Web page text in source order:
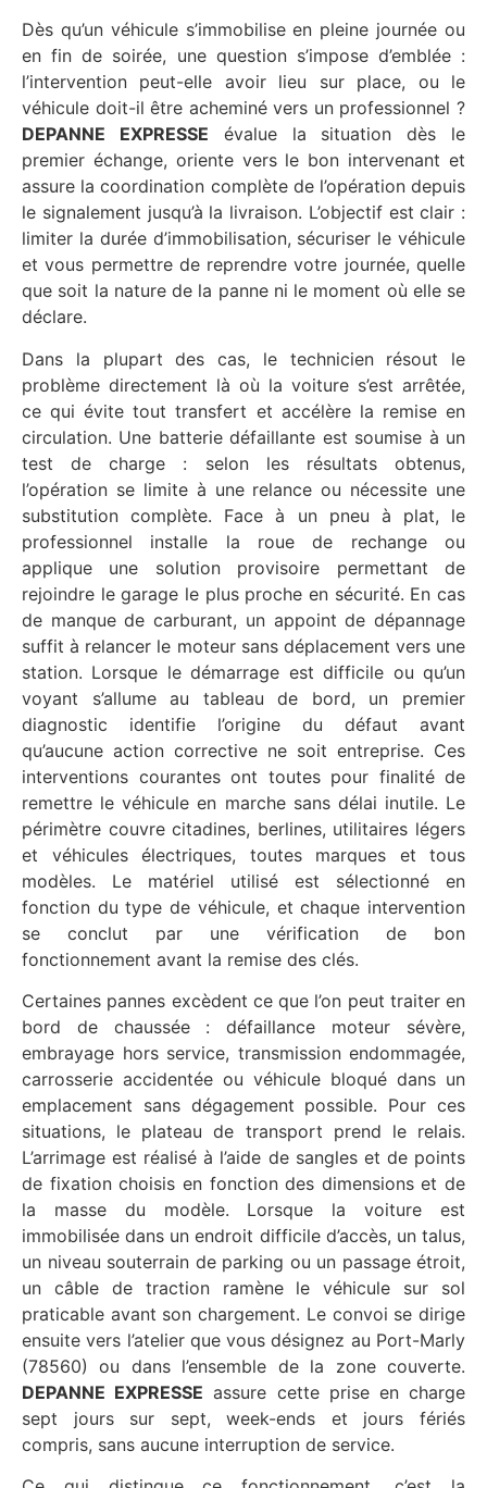
Dès qu’un véhicule s’immobilise en pleine journée ou
en fin de soirée, une question s’impose d’emblée :
l’intervention peut-elle avoir lieu sur place, ou le
véhicule doit-il être acheminé vers un professionnel ?
DEPANNE EXPRESSE évalue la situation dès le
premier échange, oriente vers le bon intervenant et
assure la coordination complète de l’opération depuis
le signalement jusqu’à la livraison. L’objectif est clair :
limiter la durée d’immobilisation, sécuriser le véhicule
et vous permettre de reprendre votre journée, quelle
que soit la nature de la panne ni le moment où elle se
déclare.
Dans la plupart des cas, le technicien résout le
problème directement là où la voiture s’est arrêtée,
ce qui évite tout transfert et accélère la remise en
circulation. Une batterie défaillante est soumise à un
test de charge : selon les résultats obtenus,
l’opération se limite à une relance ou nécessite une
substitution complète. Face à un pneu à plat, le
professionnel installe la roue de rechange ou
applique une solution provisoire permettant de
rejoindre le garage le plus proche en sécurité. En cas
de manque de carburant, un appoint de dépannage
suffit à relancer le moteur sans déplacement vers une
station. Lorsque le démarrage est difficile ou qu’un
voyant s’allume au tableau de bord, un premier
diagnostic identifie l’origine du défaut avant
qu’aucune action corrective ne soit entreprise. Ces
interventions courantes ont toutes pour finalité de
remettre le véhicule en marche sans délai inutile. Le
périmètre couvre citadines, berlines, utilitaires légers
et véhicules électriques, toutes marques et tous
modèles. Le matériel utilisé est sélectionné en
fonction du type de véhicule, et chaque intervention
se conclut par une vérification de bon
fonctionnement avant la remise des clés.
Certaines pannes excèdent ce que l’on peut traiter en
bord de chaussée : défaillance moteur sévère,
embrayage hors service, transmission endommagée,
carrosserie accidentée ou véhicule bloqué dans un
emplacement sans dégagement possible. Pour ces
situations, le plateau de transport prend le relais.
L’arrimage est réalisé à l’aide de sangles et de points
de fixation choisis en fonction des dimensions et de
la masse du modèle. Lorsque la voiture est
immobilisée dans un endroit difficile d’accès, un talus,
un niveau souterrain de parking ou un passage étroit,
un câble de traction ramène le véhicule sur sol
praticable avant son chargement. Le convoi se dirige
ensuite vers l’atelier que vous désignez au Port-Marly
(78560) ou dans l’ensemble de la zone couverte.
DEPANNE EXPRESSE assure cette prise en charge
sept jours sur sept, week-ends et jours fériés
compris, sans aucune interruption de service.